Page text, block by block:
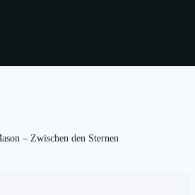
– Zwischen den Sternen